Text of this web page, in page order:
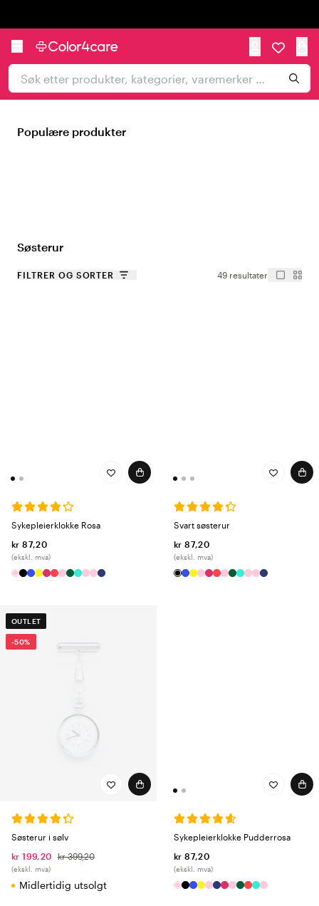
Populære produkter
Søsterur
FILTRER OG SORTER 49 resultater
Sykepleierklokke Rosa
kr 87,20
(ekskl. mva)
Svart søsterur
kr 87,20
(ekskl. mva)
OUTLET
-50%
Søsterur i sølv
kr 199,20
kr 399,20
(ekskl. mva)
Midlertidig utsolgt
Sykepleierklokke Pudderrosa
kr 87,20
(ekskl. mva)